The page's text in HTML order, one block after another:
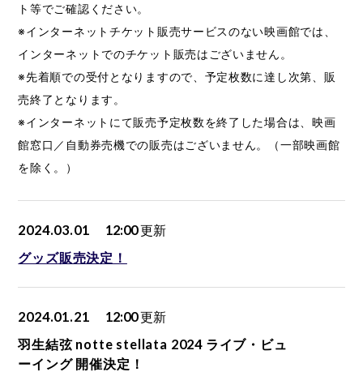
ト等でご確認ください。
※インターネットチケット販売サービスのない映画館では、
インターネットでのチケット販売はございません。
※先着順での受付となりますので、予定枚数に達し次第、販
売終了となります。
※インターネットにて販売予定枚数を終了した場合は、映画
館窓口／自動券売機での販売はございません。（一部映画館
を除く。）
2024.03.01 12:00更新
グッズ販売決定！
2024.01.21 12:00更新
羽生結弦 notte stellata 2024 ライブ・ビュ
ーイング 開催決定！